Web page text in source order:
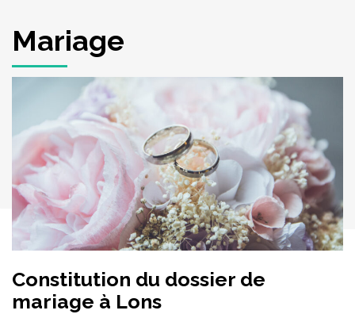
Mariage
Constitution du dossier de
mariage à Lons